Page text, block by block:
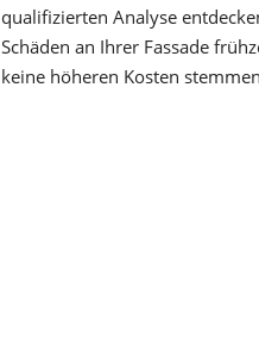
qualifizierten Analyse
Schäden an Ihrer Fassade
keine höheren Kosten